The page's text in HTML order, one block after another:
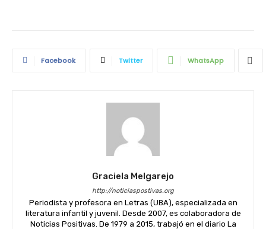
Facebook Twitter WhatsApp
Graciela Melgarejo
http://noticiaspostivas.org
Periodista y profesora en Letras (UBA), especializada en
literatura infantil y juvenil. Desde 2007, es colaboradora de
Noticias Positivas. De 1979 a 2015, trabajó en el diario La